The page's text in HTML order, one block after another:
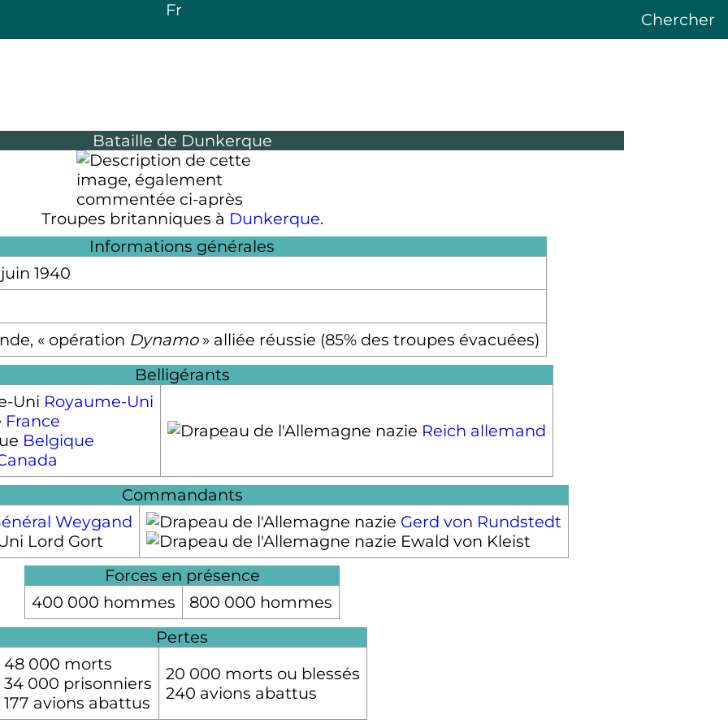
Fr Chercher
Bataille de Dunkerque
Troupes britanniques à Dunkerque.
Informations générales
1940
« opération Dynamo» alliée réussie (85% des troupes évacuées)
Belligérants
Royaume-Uni
France
Belgique
Reich allemand
Commandants
Weygand
Lord Gort
Gerd von Rundstedt
Ewald von Kleist
Forces en présence
400 000 hommes
800 000 hommes
Pertes
48 000 morts
34 000 prisonniers
177 avions abattus
20 000 morts ou blessés
240 avions abattus